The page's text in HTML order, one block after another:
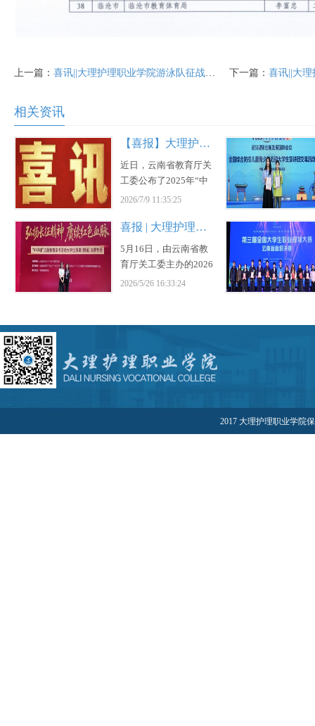
上一篇： 喜讯||大理护理职业学院游泳队征战赛场斩获佳绩 下一篇：喜讯||大理护理职业学
相关资讯
【喜报】大理护理职业学院学生在云南省教育厅举办的关心下一代工作委员会“中华魂”主题活动中获奖
近日，云南省教育厅关
工委公布了2025年“中
华魂”（弘扬长征精神
育读书活动评选结果。
大理护理职业学院多
名...
2026/7/9 11:35:25
喜报 | 大理护理职业学院在云南省2026年“中华魂·弘扬长征精神 赓续红色血脉”大学生演讲朗诵决赛中荣获佳绩
5月16日，由云南省教
育厅关工委主办的2026
年“中华魂弘扬长征精
传媒学院圆满落幕。我
2026/5/26 16:33:24
2017 大理护理职业学院